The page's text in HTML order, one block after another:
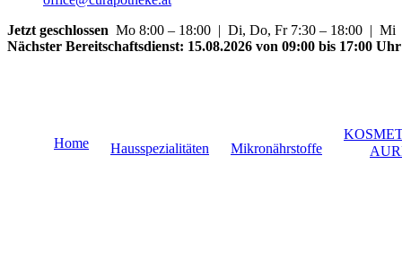
Jetzt geschlossen Mo 8:00 – 18:00 | Di, Do, Fr 7:30 – 18:00 | Mi
Nächster Bereitschaftsdienst: 15.08.2026 von 09:00 bis 17:00 Uhr
Home Hausspezialitäten Mikronährstoffe